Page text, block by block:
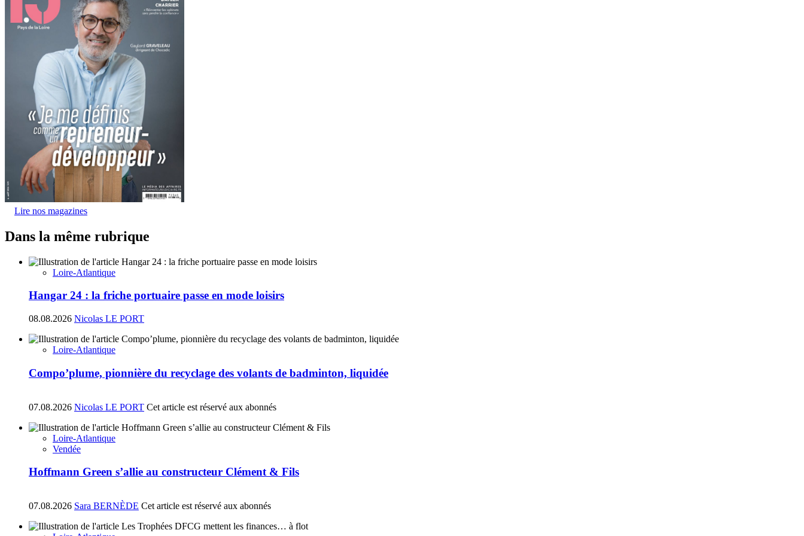
Lire nos magazines
Dans la même rubrique
Loire-Atlantique
Hangar 24 : la friche portuaire passe en mode loisirs
08.08.2026 Nicolas LE PORT
Loire-Atlantique
Compo’plume, pionnière du recyclage des volants de badminton, liquidée
07.08.2026 Nicolas LE PORT Cet article est réservé aux abonnés
Loire-Atlantique
Vendée
Hoffmann Green s’allie au constructeur Clément & Fils
07.08.2026 Sara BERNÈDE Cet article est réservé aux abonnés